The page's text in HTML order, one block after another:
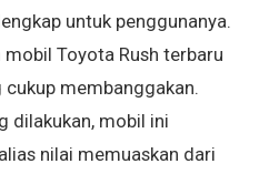
untuk penggunanya.
Toyota Rush terbaru
membanggakan.
dilakukan, mobil ini
nilai memuaskan dari